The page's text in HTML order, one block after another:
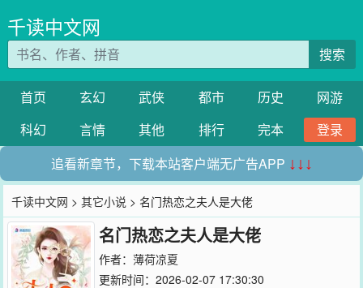
千读中文网
搜索
首页 玄幻 武侠 都市 历史
网游
科幻
言情 其他 排行 完本
登录
追看新章节，下载本站客户端无广告APP ↓↓↓
千读中文网 >其它小说 > 名门热恋之夫人是大佬
名门热恋之夫人是大佬
作者： 薄荷凉夏
更新时间：2026-02-07 17:30:30